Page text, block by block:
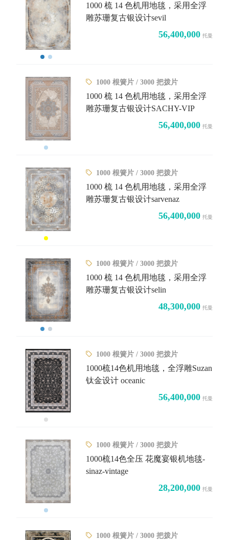
1000 梳 14 色机用地毯，采用全浮
雕苏珊复古银设计sevil
56,400,000 托曼
1000 根簧片 / 3000 把拨片
1000 梳 14 色机用地毯，采用全浮
雕苏珊复古银设计SACHY-VIP
56,400,000 托曼
1000 根簧片 / 3000 把拨片
1000 梳 14 色机用地毯，采用全浮
雕苏珊复古银设计sarvenaz
56,400,000 托曼
1000 根簧片 / 3000 把拨片
1000 梳 14 色机用地毯，采用全浮
雕苏珊复古银设计selin
48,300,000 托曼
1000 根簧片 / 3000 把拨片
1000梳14色机用地毯，全浮雕Suzan
钛金设计 oceanic
56,400,000 托曼
1000 根簧片 / 3000 把拨片
1000梳14色全压 花魔宴银机地毯-
sinaz-vintage
28,200,000 托曼
1000 根簧片 / 3000 把拨片